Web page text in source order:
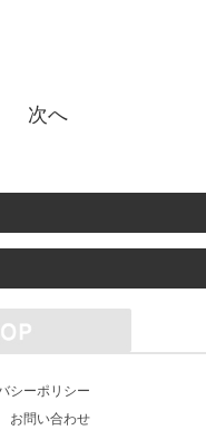
次へ
シーポリシー
お問い合わせ